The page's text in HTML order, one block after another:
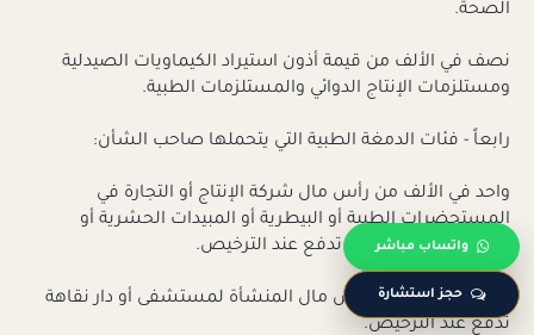
واتساب مباشر
حجز استشارة
الصحة.
نصف في الألف من قيمة أذون استيراد الكيماويات الصيدلية
ومستلزمات الإنتاج الدوائي والمستلزمات الطبية.
رابعاً - فئات الدمغة الطبية التي يتحملها صاحب الشأن:
واحد في الألف من رأس مال شركة الإنتاج أو التجارة في
المستحضرات الطبية أو البيطرية أو المبيدات الحشرية أو
مستحضرات التجميل تدفع عند الترخيص.
واحد في الألف من رأس مال المنشأة لمستشفى أو دار نقاهة
تدفع عند الترخيص.